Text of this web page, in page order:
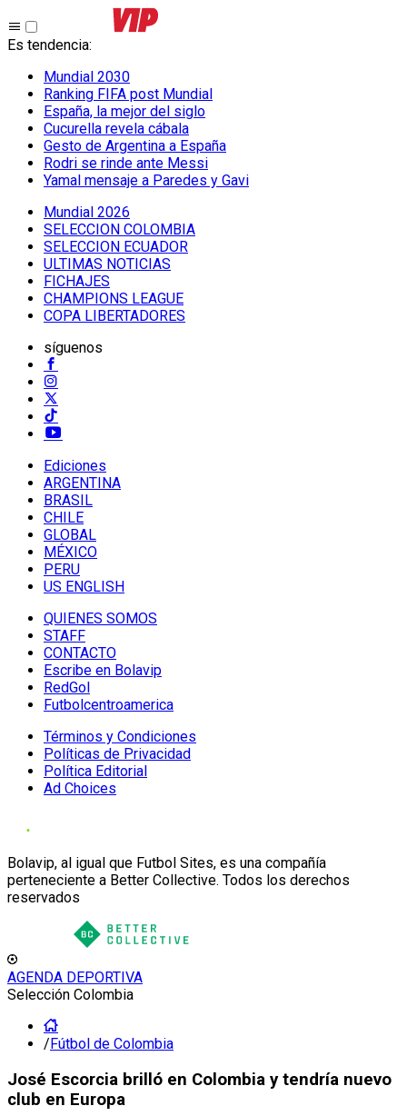
Es tendencia:
Mundial 2030
Ranking FIFA post Mundial
España, la mejor del siglo
Cucurella revela cábala
Gesto de Argentina a España
Rodri se rinde ante Messi
Yamal mensaje a Paredes y Gavi
Mundial 2026
SELECCION COLOMBIA
SELECCION ECUADOR
ULTIMAS NOTICIAS
FICHAJES
CHAMPIONS LEAGUE
COPA LIBERTADORES
síguenos
Ediciones
ARGENTINA
BRASIL
CHILE
GLOBAL
MÉXICO
PERU
US ENGLISH
QUIENES SOMOS
STAFF
CONTACTO
Escribe en Bolavip
RedGol
Futbolcentroamerica
Términos y Condiciones
Políticas de Privacidad
Política Editorial
Ad Choices
Bolavip, al igual que Futbol Sites, es una compañía
perteneciente a Better Collective. Todos los derechos
reservados
AGENDA DEPORTIVA
Selección Colombia
/Fútbol de Colombia
José Escorcia brilló en Colombia y tendría nuevo
club en Europa